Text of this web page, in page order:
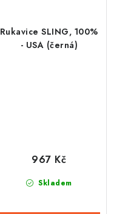
Rukavice SLING, 100%
- USA (černá)
Skladem
967 Kč